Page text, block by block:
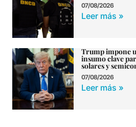
07/08/2026
Leer más »
Trump impone
insumo clave
solares y
07/08/2026
Leer más »